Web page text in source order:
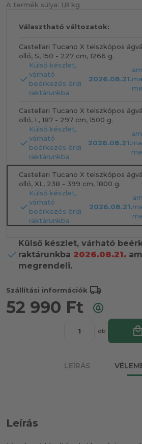
A termék súlya: 1,8 kg
Választható változatok:
Castellari Tucano X telszkópos
olló, S, 150 - 227 cm, 1266 g.
Külső készlet,
várható
beérkezés érdi
raktárunkba
2026.08.21.ma
Castellari Tucano X telszkópos
olló, L, 187 - 297 cm, 1500 g.
Külső készlet,
várható
beérkezés érdi
raktárunkba
2026.08.21.ma
Castellari Tucano X telszkópos
olló, XL, 238 - 399 cm, 1800 g.
Külső készlet,
várható
beérkezés érdi
raktárunkba
2026.08.21.ma
Külső készlet, várható
raktárunkba 2026.08.21.
megrendeli.
Szállítási információk local_shipping
52 990 Ft
db local_mall
LEÍRÁS
Leírás